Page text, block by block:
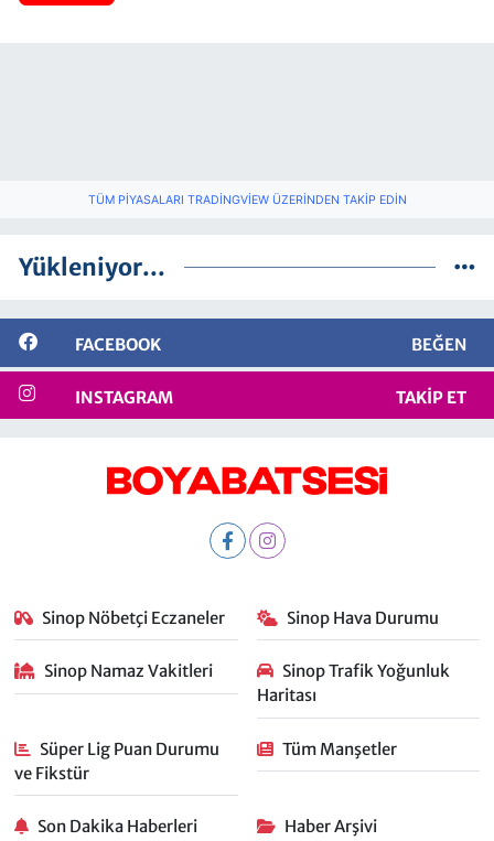
TÜM PIYASALARI TRADINGVIEW ÜZERINDEN TAKIP EDIN
Yükleniyor...
FACEBOOK BEĞEN
INSTAGRAM TAKIP ET
Sinop Nöbetçi Eczaneler Sinop Hava Durumu
Sinop Namaz Vakitleri
Sinop Trafik Yoğunluk
Haritası
Süper Lig Puan Durumu
ve Fikstür
Tüm Manşetler
Son Dakika Haberleri Haber Arşivi